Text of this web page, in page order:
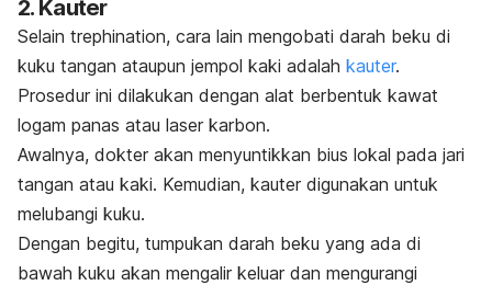
2. Kauter
Selain trephination, cara lain mengobati darah beku di
kuku tangan ataupun jempol kaki adalah kauter.
Prosedur ini dilakukan dengan alat berbentuk kawat
logam panas atau laser karbon.
Awalnya, dokter akan menyuntikkan bius lokal pada jari
tangan atau kaki. Kemudian, kauter digunakan untuk
melubangi kuku.
Dengan begitu, tumpukan darah beku yang ada di
bawah kuku akan mengalir keluar dan mengurangi